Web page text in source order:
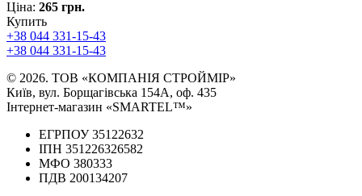
Ціна: 265 грн.
Купить
+38 044 331-15-43
+38 044 331-15-43
© 2026. ТОВ «КОМПАНІЯ СТРОЙМІР»
Київ, вул. Борщагівська 154А, оф. 435
Інтернет-магазин «SMARTEL™»
ЕГРПОУ 35122632
ІПН 351226326582
МФО 380333
ПДВ 200134207